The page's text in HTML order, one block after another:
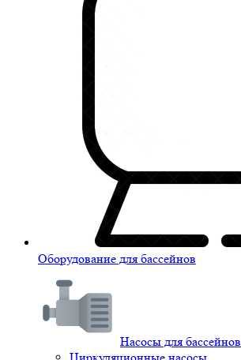
Оборудование для бассейнов
Насосы для бассейнов